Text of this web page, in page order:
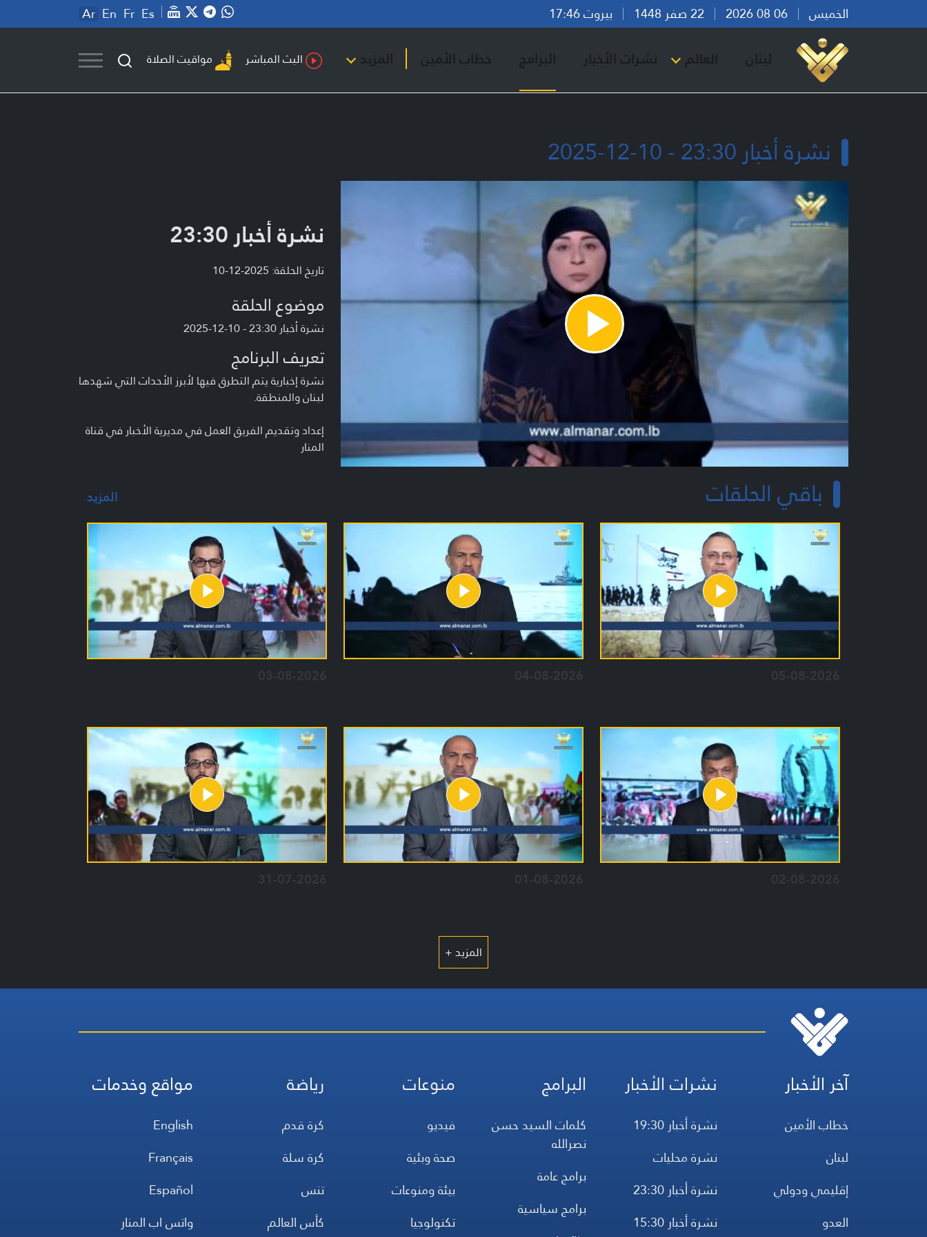
الخميس بيروت 17:46 Ar En Fr Es
لبنان العالم نشرات الأخبار البرامج خطاب الأمين المزيد البث المباشر مواقيت الصلاة
نشرة أخبار 23:30 - 10-12-2025
Play
Video
نشرة أخبار 23:30
تاريخ الحلقة: 2025-12-10
موضوع الحلقة
نشرة أخبار 23:30 - 10-12-2025
تعريف البرنامج
نشرة إخبارية يتم التطرق فيها لأبرز الأحداث التي شهدها
لبنان والمنطقة.
إعداد وتقديم الفريق العمل في مديرية الأخبار في قناة
المنار
باقي الحلقات المزيد
05-08-2026
04-08-2026
03-08-2026
02-08-2026
01-08-2026
31-07-2026
المزيد +
آخر الأخبار
خطاب الأمين
لبنان
إقليمي ودولي
العدو
نشرات الأخبار
نشرة أخبار 19:30
نشرة محليات
نشرة أخبار 23:30
نشرة أخبار 15:30
البرامج
كلمات السيد حسن
نصرالله
برامج عامة
برامج سياسية
منوعات
فيديو
صحة وبئية
بيئة ومنوعات
تكنولوجيا
رياضة
كرة قدم
كرة سلة
تنس
كأس العالم
مواقع وخدمات
English
Français
Español
واتس اب المنار